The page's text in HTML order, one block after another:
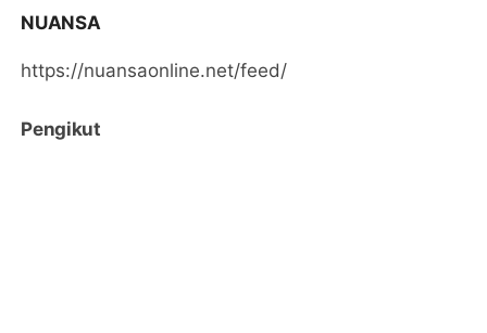
NUANSA
https://nuansaonline.net/feed/
Pengikut